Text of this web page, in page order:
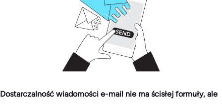
Dostarczalność wiadomości e-mail nie ma ścisłej formuły, ale